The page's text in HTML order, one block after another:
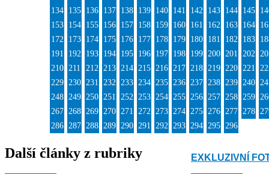
134
135 136 137 138 139 140 141 142 143 144 145
153
154 155 156 157 158 159 160 161 162 163 164
172
173 174 175 176 177 178 179 180 181 182 183
191
192 193 194 195 196 197 198 199 200 201 202
210 211 212 213 214 215 216 217 218 219 220 221
229 230 231 232 233 234 235 236 237 238 239 240
248 249 250 251 252 253 254 255 256 257 258 259
267 268 269 270 271 272 273 274 275 276 277 278
286 287 288 289 290 291 292 293 294 295 296
Další články z rubriky EXKLUZIVNÍ